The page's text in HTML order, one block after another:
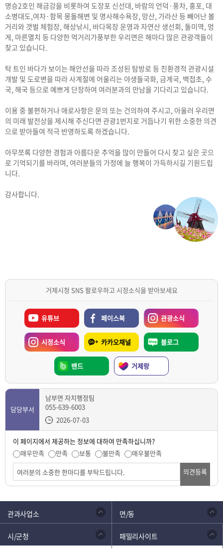
명승2호인 해금강을 비롯하여 도장포 신선대, 바람의 언덕·풍차, 홍포, 대
소병대도,여차·함목 몽돌해변 및 명사해수욕장, 망산, 가라산 등 빼어난 볼
거리와 갯벌 체험장, 해상낚시, 바다목장 운영과 자연산 생선회, 돌미역, 멍
게, 마른멸치 등 다양한 먹거리가풍부한 우리면은 해마다 많은 관광객들이
찾고 있습니다.
탁 트인 바다가 보이는 해안선을 따라 조성된 탐방로 등 친환경적 관광시설
개발 및 도로변을 따라 사계절에 어울리는 야생들국화, 금계국, 백접초, 수
국, 해국 등으로 예쁘게 단장하여 여러분과의 만남을 기다리고 있습니다.
이용 중 불편하거나 애로사항은 문의 또는 건의하여 주시고, 아울러 우리면
의 미래 발전상을 제시해 주신다면 관광1번지로 거듭나기 위한 소중한 의견
으로 받아들여 적극 반영하도록 하겠습니다.
아무쪼록 다양한 경험과 아름다운 추억을 많이 만들어 다시 찾고 싶은 곳으
로 기억되기를 바라며, 여러분들의 가정에 늘 행복이 가득하시길 기원드립
니다.
감사합니다.
거제시청 SNS 팔로우하고 시정소식을 받아보세요
유튜브 페이스북 관광소식
시정소식 카카오채널 블로그
밴드 거제랑
담당부서
남부면 자치행정팀
055-639-6003
2026-07-03
이 페이지에서 제공하는 정보에 대하여 만족하십니까?
매우만족
만족 보통 불만족
매우불만족
의견등록
관과사업소 면/동
시/군청 패밀리사이트